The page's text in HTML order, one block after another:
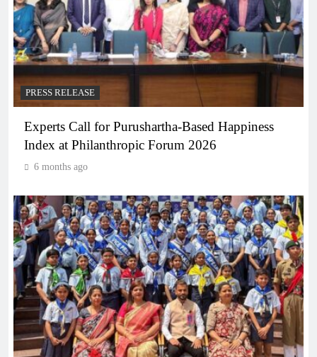
PRESS RELEASE
Experts Call for Purushartha-Based Happiness
Index at Philanthropic Forum 2026
6 months ago